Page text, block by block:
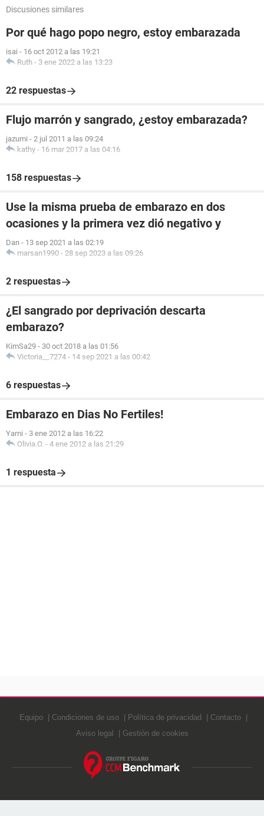
Discusiones similares
Por qué hago popo negro, estoy embarazada
isai - 16 oct 2012 a las 19:21
Ruth - 3 ene 2022 a las 13:23
22 respuestas
Flujo marrón y sangrado, ¿estoy embarazada?
jazumi - 2 jul 2011 a las 09:24
kathy - 16 mar 2017 a las 04:16
158 respuestas
Use la misma prueba de embarazo en dos
ocasiones y la primera vez dió negativo y
Dan - 13 sep 2021 a las 02:19
marsan1990 - 28 sep 2023 a las 09:26
2 respuestas
¿El sangrado por deprivación descarta
embarazo?
KimSa29 - 30 oct 2018 a las 01:56
Victoria__7274 - 14 sep 2021 a las 00:42
6 respuestas
Embarazo en Dias No Fertiles!
Yami - 3 ene 2012 a las 16:22
Olivia.O. - 4 ene 2012 a las 21:29
1 respuesta
Equipo Condiciones de uso Política de privacidad
Contacto
Aviso legal
Gestión de cookies